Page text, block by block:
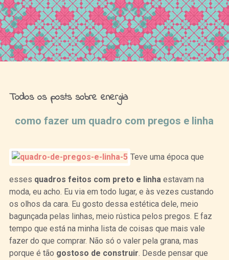
Ideias de Fim de Semana
Todos os posts sobre energia
como fazer um quadro com pregos e linha
Teve uma época que
esses quadros feitos com preto e linhaestavam na
moda, eu acho. Eu via em todo lugar, e às vezes custando
os olhos da cara. Eu gosto dessa estética dele, meio
bagunçada pelas linhas, meio rústica pelos pregos. E faz
tempo que está na minha lista de coisas que mais vale
fazer do que comprar. Não só o valer pela grana, mas
porque é tão gostoso de construir. Desde pensar que